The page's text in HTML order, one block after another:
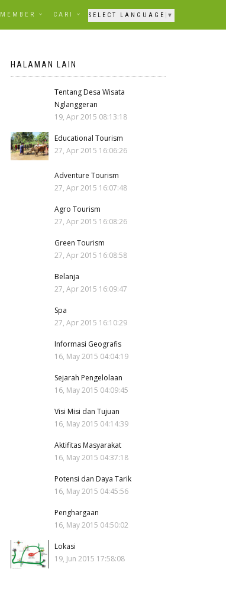
MEMBER CARI SELECT LANGUAGE ▼
HALAMAN LAIN
Tentang Desa Wisata
Nglanggeran
19, Apr 2015 08:13:18
Educational Tourism
27, Apr 2015 16:06:26
Adventure Tourism
27, Apr 2015 16:07:48
Agro Tourism
27, Apr 2015 16:08:26
Green Tourism
27, Apr 2015 16:08:58
Belanja
27, Apr 2015 16:09:47
Spa
27, Apr 2015 16:10:29
Informasi Geografis
16, May 2015 04:04:19
Sejarah Pengelolaan
16, May 2015 04:09:45
Visi Misi dan Tujuan
16, May 2015 04:14:39
Aktifitas Masyarakat
16, May 2015 04:37:18
Potensi dan Daya Tarik
16, May 2015 04:45:56
Penghargaan
16, May 2015 04:50:02
Lokasi
19, Jun 2015 17:58:08